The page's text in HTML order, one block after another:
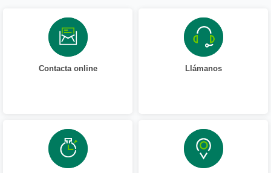
Contacta online Llámanos